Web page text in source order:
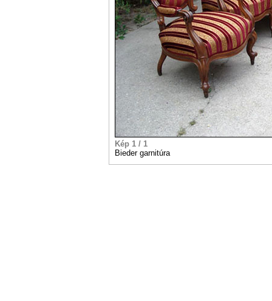
Kép 1 / 1
Bieder garnitúra